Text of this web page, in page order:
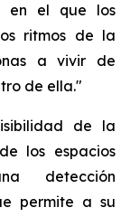
en el que los
ritmos de la
a vivir de
de ella."
de la
los espacios
detección
permite a su